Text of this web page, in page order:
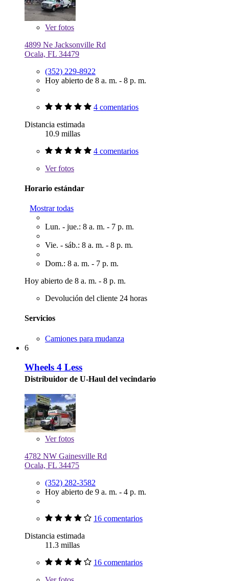
Verfotos
4899 Ne Jacksonville Rd
Ocala, FL 34479
(352) 229-8922
Hoy abierto de 8 a. m. - 8 p. m.
4 comentarios
Distancia estimada
10.9 millas
4 comentarios
Verfotos
Horario estándar
Mostrar todas
Lun. - jue.: 8 a. m. - 7 p. m.
Vie. - sáb.: 8 a. m. - 8 p. m.
Dom.: 8 a. m. - 7 p. m.
Hoy abierto de 8 a. m. - 8 p. m.
Devolución del cliente 24 horas
Servicios
Camiones para mudanza
6
Wheels 4 Less
Distribuidor de U-Haul del vecindario
Verfotos
4782 NW Gainesville Rd
Ocala, FL 34475
(352) 282-3582
Hoy abierto de 9 a. m. - 4 p. m.
16 comentarios
Distancia estimada
11.3 millas
16 comentarios